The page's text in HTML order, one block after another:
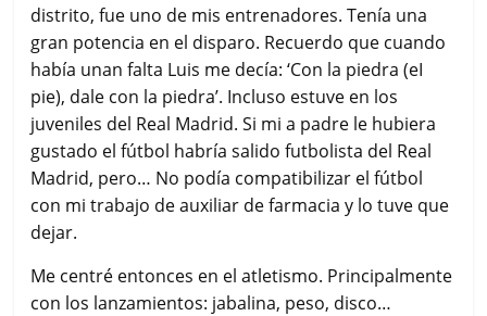
distrito, fue uno de mis entrenadores. Tenía una
gran potencia en el disparo. Recuerdo que cuando
había unan falta Luis me decía: ‘Con la piedra (eI
pie), dale con la piedra’. Incluso estuve en los
juveniles del Real Madrid. Si mi a padre le hubiera
gustado el fútbol habría salido futbolista del Real
Madrid, pero… No podía compatibilizar el fútbol
con mi trabajo de auxiliar de farmacia y lo tuve que
dejar.
Me centré entonces en el atletismo. Principalmente
con los lanzamientos: jabalina, peso, disco…